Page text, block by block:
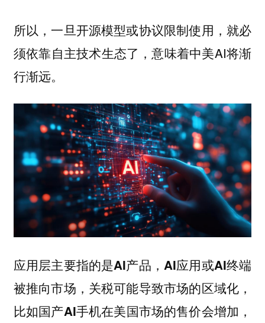
所以，一旦开源模型或协议限制使用，就必
须依靠自主技术生态了，意味着中美AI将渐
行渐远。
应用层主要指的是AI产品，AI应用或AI终端
被推向市场，关税可能导致市场的区域化，
比如国产AI手机在美国市场的售价会增加，